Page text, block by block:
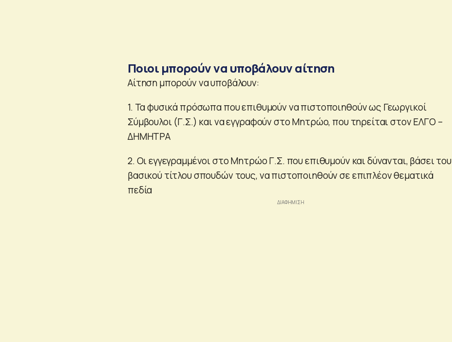
Ποιοι μπορούν να υποβάλουν αίτηση
Αίτηση μπορούν να υποβάλουν:
1. Τα φυσικά πρόσωπα που επιθυμούν να πιστοποιηθούν ως Γεωργικοί
Σύμβουλοι (Γ.Σ.) και να εγγραφούν στο Μητρώο, που τηρείται στον ΕΛΓΟ –
ΔΗΜΗΤΡΑ
2. Οι εγγεγραμμένοι στο Μητρώο Γ.Σ. που επιθυμούν και δύνανται, βάσει του
βασικού τίτλου σπουδών τους, να πιστοποιηθούν σε επιπλέον θεματικά
πεδία